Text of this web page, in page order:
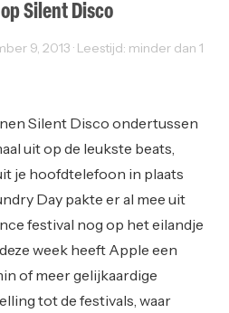
Silent Disco
9, 2013 · Leestijd: minder dan 1
Silent Disco ondertussen
uit op de leukste beats,
je hoofdtelefoon in plaats
Day pakte er al mee uit
festival nog op het eilandje
week heeft Apple een
of meer gelijkaardige
tot de festivals, waar